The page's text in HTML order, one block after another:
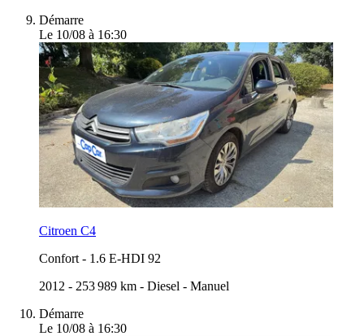
Démarre
Le 10/08 à 16:30
Citroen C4
Confort - 1.6 E-HDI 92
2012 - 253 989 km - Diesel - Manuel
Démarre
Le 10/08 à 16:30